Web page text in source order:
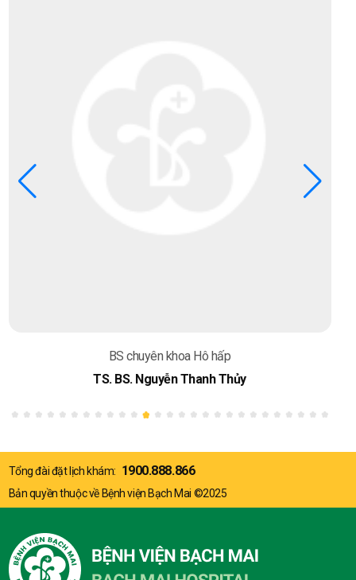
BS chuyên khoa Hô hấp
TS. BS. Nguyễn Thanh Thủy
Tổng đài đặt lịch khám: 1900.888.866
Bản quyền thuộc về Bệnh viện Bạch Mai ©2025